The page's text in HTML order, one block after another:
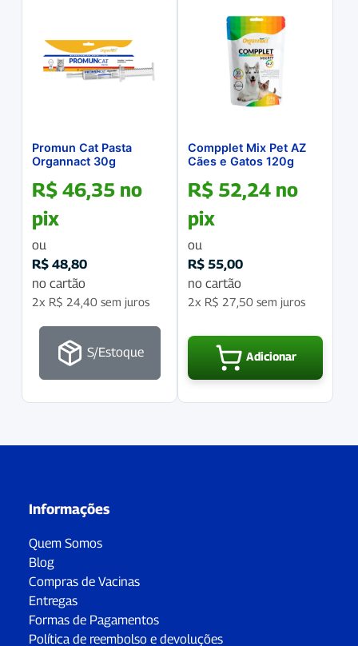
Promun Cat Pasta
Organnact 30g
R$ 46,35 no
pix
ou
R$ 48,80
no cartão
2x R$ 24,40 sem juros
S/Estoque
Compplet Mix Pet AZ
Cães e Gatos 120g
R$ 52,24 no
pix
ou
R$ 55,00
no cartão
2x R$ 27,50 sem juros
Adicionar
Informações
Quem Somos
Blog
Compras de Vacinas
Entregas
Formas de Pagamentos
Política de reembolso e devoluções